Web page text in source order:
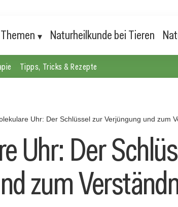
Themen Naturheilkunde bei Tieren
Tipps, Tricks & Rezepte
Uhr: Der Schlüssel zur Verjüngung und zum
Uhr: Der
zum